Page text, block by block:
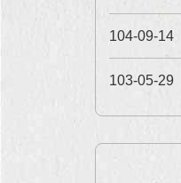
104-09-14
103-05-29